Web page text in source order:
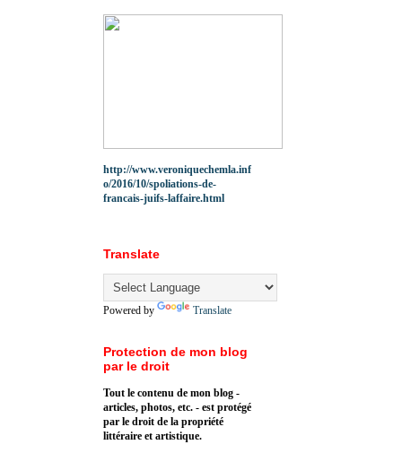
http://www.veroniquechemla.inf
o/2016/10/spoliations-de-
francais-juifs-laffaire.html
Translate
Powered by Translate
Protection de mon blog
par le droit
Tout le contenu de mon blog -
articles, photos, etc. - est protégé
par le droit de la propriété
littéraire et artistique.